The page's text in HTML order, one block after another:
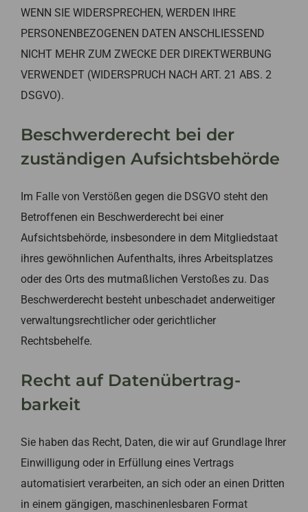
WENN SIE WIDERSPRECHEN, WERDEN IHRE
PERSONENBEZOGENEN DATEN ANSCHLIESSEND
NICHT MEHR ZUM ZWECKE DER DIREKTWERBUNG
VERWENDET (WIDERSPRUCH NACH ART. 21 ABS. 2
DSGVO).
Beschwerde­recht bei der
zuständigen Aufsichts­behörde
Im Falle von Verstößen gegen die DSGVO steht den
Betroffenen ein Beschwerderecht bei einer
Aufsichtsbehörde, insbesondere in dem Mitgliedstaat
ihres gewöhnlichen Aufenthalts, ihres Arbeitsplatzes
oder des Orts des mutmaßlichen Verstoßes zu. Das
Beschwerderecht besteht unbeschadet anderweitiger
verwaltungsrechtlicher oder gerichtlicher
Rechtsbehelfe.
Recht auf Daten­übertrag­
barkeit
Sie haben das Recht, Daten, die wir auf Grundlage Ihrer
Einwilligung oder in Erfüllung eines Vertrags
automatisiert verarbeiten, an sich oder an einen Dritten
in einem gängigen, maschinenlesbaren Format